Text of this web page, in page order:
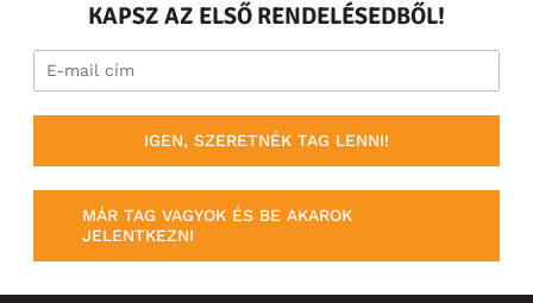
KAPSZ AZ ELSŐ RENDELÉSEDBŐL!
IGEN, SZERETNÉK TAG LENNI!
MÁR TAG VAGYOK ÉS BE AKAROK
JELENTKEZNI